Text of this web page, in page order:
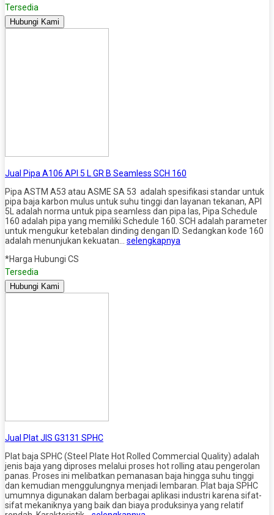
Tersedia
Hubungi Kami
Jual Pipa A106 API 5 L GR B Seamless SCH 160
Pipa ASTM A53 atau ASME SA 53 adalah spesifikasi standar untuk
pipa baja karbon mulus untuk suhu tinggi dan layanan tekanan, API
5L adalah norma untuk pipa seamless dan pipa las, Pipa Schedule
160 adalah pipa yang memiliki Schedule 160. SCH adalah parameter
untuk mengukur ketebalan dinding dengan ID. Sedangkan kode 160
adalah menunjukan kekuatan… selengkapnya
*Harga Hubungi CS
Tersedia
Hubungi Kami
Jual Plat JIS G3131 SPHC
Plat baja SPHC (Steel Plate Hot Rolled Commercial Quality) adalah
jenis baja yang diproses melalui proses hot rolling atau pengerolan
panas. Proses ini melibatkan pemanasan baja hingga suhu tinggi
dan kemudian menggulungnya menjadi lembaran. Plat baja SPHC
umumnya digunakan dalam berbagai aplikasi industri karena sifat-
sifat mekaniknya yang baik dan biaya produksinya yang relatif